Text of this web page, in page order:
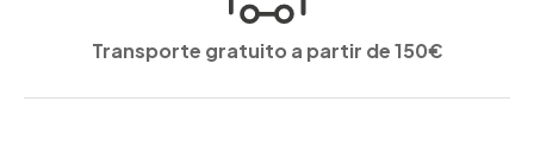
Transporte gratuito a partir de 150€